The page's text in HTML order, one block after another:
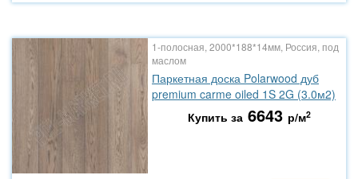
1-полосная, 2000*188*14мм, Россия, под
маслом
Паркетная доска Polarwood дуб
premium carme oiled 1S 2G (3.0м2)
Купить за 6643 р/м2